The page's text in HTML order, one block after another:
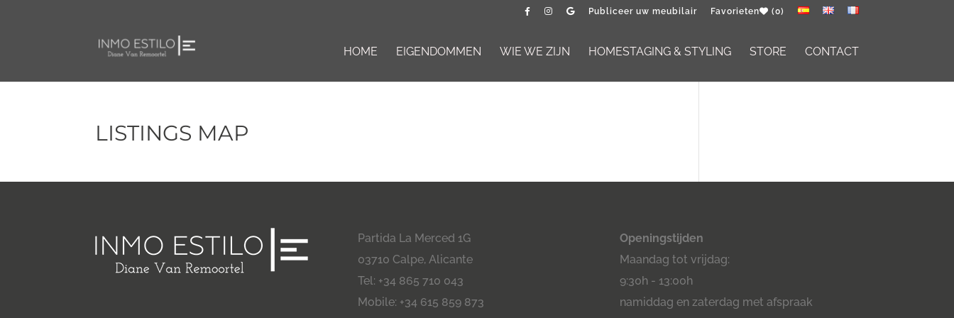
Publiceer uw meubilair Favorieten (0)
HOME EIGENDOMMEN WIE WE ZIJN HOMESTAGING & STYLING STORE CONTACT
LISTINGS MAP
Partida La Merced 1G
03710 Calpe, Alicante
Tel: +34 865 710 043
Mobile: +34 615 859 873
Openingstijden
Maandag tot vrijdag:
9:30h - 13:00h
namiddag en zaterdag met afspraak